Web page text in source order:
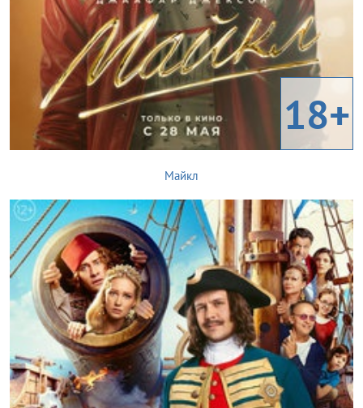
18+
Майкл